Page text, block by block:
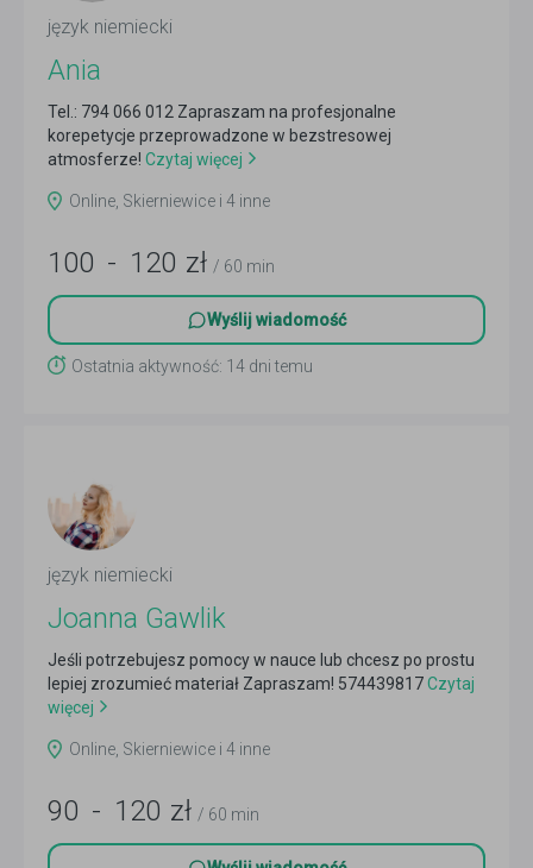
język niemiecki
Ania
Tel.: 794 066 012 Zapraszam na profesjonalne
korepetycje przeprowadzone w bezstresowej
atmosferze! Czytaj więcej
Online, Skierniewice i 4 inne
100 - 120 zł / 60 min
Wyślij wiadomość
Ostatnia aktywność: 14 dni temu
język niemiecki
Joanna Gawlik
Jeśli potrzebujesz pomocy w nauce lub chcesz po prostu
lepiej zrozumieć materiał Zapraszam! 574439817Czytaj
więcej
Online, Skierniewice i 4 inne
90 - 120 zł / 60 min